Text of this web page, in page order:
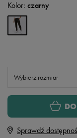
Kolor: czarny
Wybierz rozmiar
S
Sprawdź